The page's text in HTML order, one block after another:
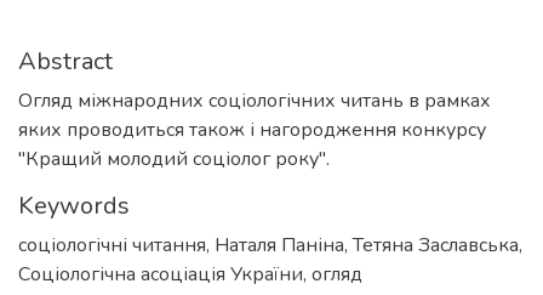
Abstract
Огляд міжнародних соціологічних читань в рамках
яких проводиться також і нагородження конкурсу
"Кращий молодий соціолог року".
Keywords
соціологічні читання, Наталя Паніна,Тетяна Заславська,
Соціологічна асоціація України, огляд